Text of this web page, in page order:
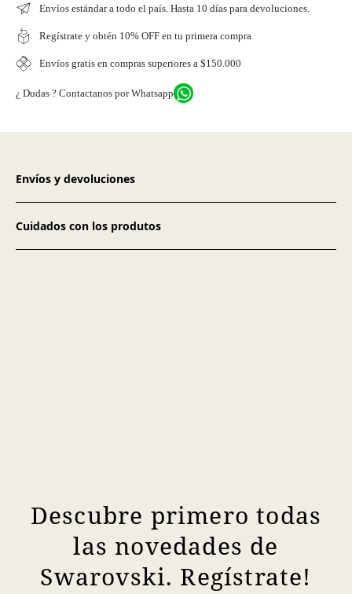
Envíos estándar a todo el país. Hasta 10 días para devoluciones.
Regístrate y obtén 10% OFF en tu primera compra
Envíos gratis en compras superiores a $150.000
¿ Dudas ? Contactanos por Whatsapp
Envíos y devoluciones
Cuidados con los produtos
Descubre primero todas
las novedades de
Swarovski. Regístrate!